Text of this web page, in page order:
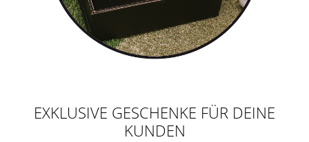
EXKLUSIVE GESCHENKE FÜR DEINE
KUNDEN